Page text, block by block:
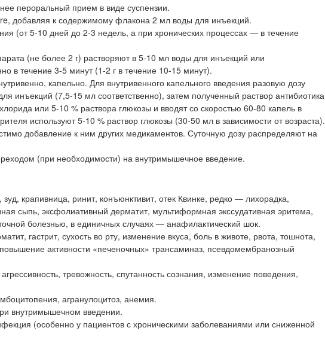
пероральный прием в виде суспензии.
добавляя к содержимому флакона 2 мл воды для инъекций.
(от 5-10 дней до 2-3 недель, а при хронических процессах — в течение
(не более 2 г) растворяют в 5-10 мл воды для инъекций или
в течение 3-5 минут (1-2 г в течение 10-15 минут).
капельно. Для внутривенного капельного введения разовую дозу
инъекций (7,5-15 мл соответственно), затем полученный раствор антибиотика
или 5-10 % раствора глюкозы и вводят со скоростью 60-80 капель в
используют 5-10 % раствор глюкозы (30-50 мл в зависимости от возраста).
добавление к ним других медикаментов. Суточную дозу распределяют на
(при необходимости) на внутримышечное введение.
крапивница, ринит, конъюнктивит, отек Квинке, редко — лихорадка,
сыпь, эксфолиативный дерматит, мультиформная экссудативная эритема,
болезнью, в единичных случаях — анафилактический шок.
гастрит, сухость во рту, изменение вкуса, боль в животе, рвота, тошнота,
активности «печеночных» трансаминаз, псевдомембранозный
тревожность, спутанность сознания, изменение поведения,
агранулоцитоз, анемия.
внутримышечном введении.
(особенно у пациентов с хроническими заболеваниями или сниженной